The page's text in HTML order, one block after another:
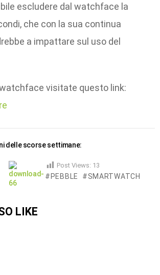
escludere dal watchface la
che con la sua continua
a impattare sul uso del
visitate questo link:
delle scorse settimane:
Post Views: 13
PEBBLE SMARTWATCH
LIKE